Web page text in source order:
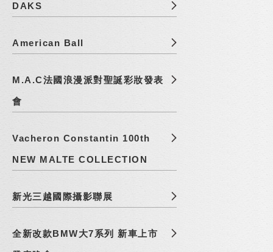
DAKS
American Ball
M.A.C法國浪漫派對聖誕彩妝發表
會
Vacheron Constantin 100th
NEW MALTE COLLECTION
新光三越國際攝影聯展
全新改款BMW大7系列 新車上市